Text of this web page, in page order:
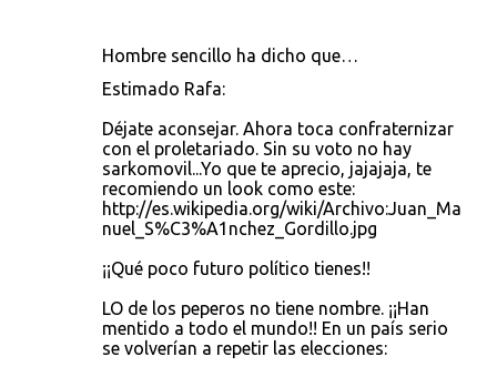
Hombre sencillo ha dicho que…
Estimado Rafa:
Déjate aconsejar. Ahora toca confraternizar
con el proletariado. Sin su voto no hay
sarkomovil...Yo que te aprecio, jajajaja, te
recomiendo un look como este:
http://es.wikipedia.org/wiki/Archivo:Juan_Ma
nuel_S%C3%A1nchez_Gordillo.jpg
¡¡Qué poco futuro político tienes!!
LO de los peperos no tiene nombre. ¡¡Han
mentido a todo el mundo!! En un país serio
se volverían a repetir las elecciones: